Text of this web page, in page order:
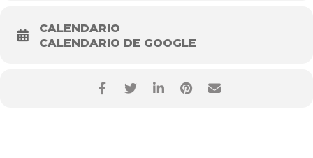
CALENDARIO
CALENDARIO DE GOOGLE